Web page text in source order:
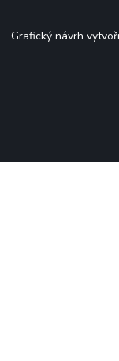
Grafický návrh